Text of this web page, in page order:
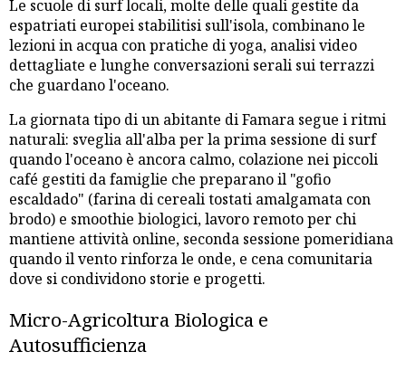
Le scuole di surf locali, molte delle quali gestite da
espatriati europei stabilitisi sull'isola, combinano le
lezioni in acqua con pratiche di yoga, analisi video
dettagliate e lunghe conversazioni serali sui terrazzi
che guardano l'oceano.
La giornata tipo di un abitante di Famara segue i ritmi
naturali: sveglia all'alba per la prima sessione di surf
quando l'oceano è ancora calmo, colazione nei piccoli
café gestiti da famiglie che preparano il "gofio
escaldado" (farina di cereali tostati amalgamata con
brodo) e smoothie biologici, lavoro remoto per chi
mantiene attività online, seconda sessione pomeridiana
quando il vento rinforza le onde, e cena comunitaria
dove si condividono storie e progetti.
Micro-Agricoltura Biologica e
Autosufficienza